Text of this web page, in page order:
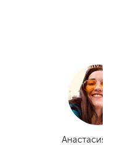
Анастасия